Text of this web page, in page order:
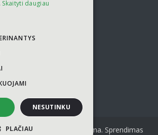
09309 Vilnius
turinį be sutikimo draudžiama. Sprendimas
Skaityti daugiau
NESUTINKU
PLAČIAU